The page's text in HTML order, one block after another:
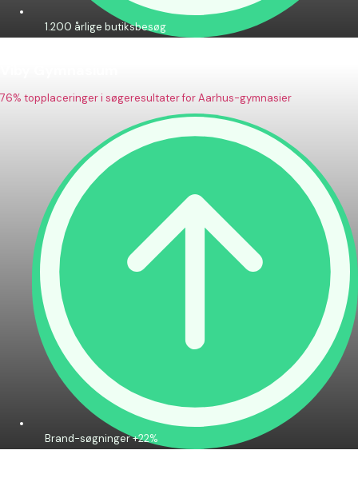
1.200 årlige butiksbesøg
76% topplaceringer i søgeresultater for Aarhus-gymnasier
Brand-søgninger +22%